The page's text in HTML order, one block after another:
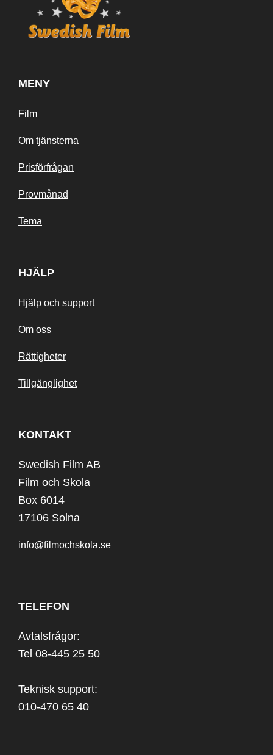
MENY
Film
Om tjänsterna
Prisförfrågan
Provmånad
Tema
HJÄLP
Hjälp och support
Om oss
Rättigheter
Tillgänglighet
KONTAKT
Swedish Film AB
Film och Skola
Box 6014
17106 Solna
info@filmochskola.se
TELEFON
Avtalsfrågor:
Tel 08-445 25 50
Teknisk support:
010-470 65 40